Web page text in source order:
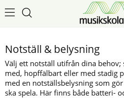
Notställ & belysning
Välj ett notställ utifrån dina
med, hopffälbart eller med stadig
med en notställsbelysning som
ska spela. Här finns både batteri-